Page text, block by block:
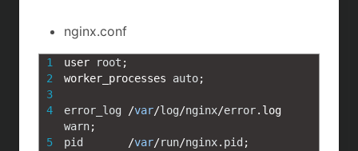
t
e
n
a
e
b
e
e
nginx.conf
1
2
3
4
5
user root ;
worker_processes auto;
error_log /var/log/nginx/error.
warn;
pid
/var/run/nginx. pid ;